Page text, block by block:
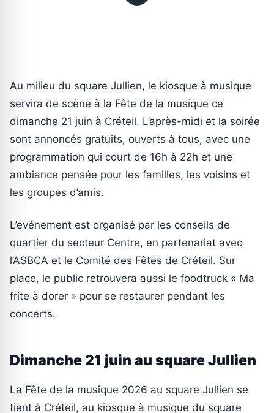
Au milieu du square Jullien, le kiosque à musique
servira de scène à la Fête de la musique ce
dimanche 21 juin à Créteil. L’après-midi et la soirée
sont annoncés gratuits, ouverts à tous, avec une
programmation qui court de 16h à 22h et une
ambiance pensée pour les familles, les voisins et
les groupes d’amis.
L’événement est organisé par les conseils de
quartier du secteur Centre, en partenariat avec
l’ASBCA et le Comité des Fêtes de Créteil. Sur
place, le public retrouvera aussi le foodtruck « Ma
frite à dorer » pour se restaurer pendant les
concerts.
Dimanche 21 juin au square Jullien
La Fête de la musique 2026 au square Jullien se
tient à Créteil, au kiosque à musique du square